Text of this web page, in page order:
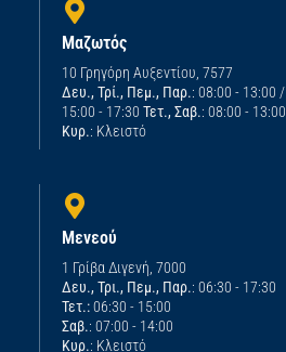
Μαζωτός
10 Γρηγόρη Αυξεντίου, 7577
Δευ., Τρί., Πεμ., Παρ.: 08:00 - 13:00 /
15:00 - 17:30 Τετ., Σαβ.: 08:00 - 13:00
Κυρ.: Κλειστό
Μενεού
1 Γρίβα Διγενή, 7000
Δευ., Τρι., Πεμ., Παρ.: 06:30 - 17:30
Τετ.:06:30 - 15:00
Σαβ.: 07:00 - 14:00
Κυρ.: Κλειστό